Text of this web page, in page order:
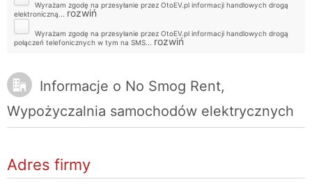
Wyrażam zgodę na przesyłanie przez OtoEV.pl informacji handlowych drogą
elektroniczną.
rozwiń
Wyrażam zgodę na przesyłanie przez OtoEV.pl informacji handlowych drogą
połączeń telefonicznych w tym na SMS.
rozwiń
Informacje o No Smog Rent,
Wypożyczalnia samochodów elektrycznych
Adres firmy